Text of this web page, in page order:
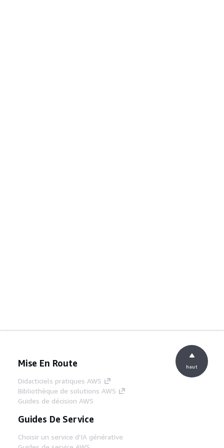
Mise En Route
Didacticiels pratiques AWS
Bibliothèque de solutions AWS
Guides de décision AWS
Guides De Service
Choisir un service d'IA générative
haut